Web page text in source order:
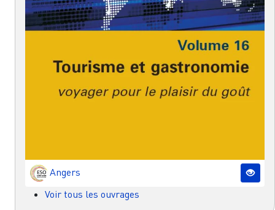
Angers
Voir tous les ouvrages